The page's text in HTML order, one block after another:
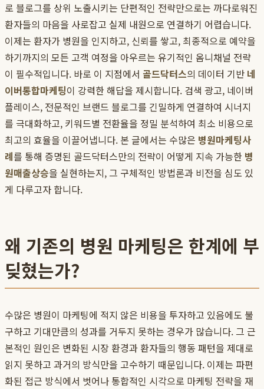
로 블로그를 상위 노출시키는 단편적인 전략만으로는 까다로워진
환자들의 마음을 사로잡고 실제 내원으로 연결하기 어렵습니다.
이제는 환자가 병원을 인지하고, 신뢰를 쌓고, 최종적으로 예약을
하기까지의 모든 고객 여정을 아우르는 유기적인 옴니채널 전략
이 필수적입니다. 바로 이 지점에서 골드닥터스의 데이터 기반 네
이버통합마케팅이 강력한 해답을 제시합니다. 검색 광고, 네이버
플레이스, 전문적인 브랜드 블로그를 긴밀하게 연결하여 시너지
를 극대화하고, 키워드별 전환율을 정밀 분석하여 최소 비용으로
최고의 효율을 이끌어냅니다. 본 글에서는 수많은 병원마케팅사
례를 통해 증명된 골드닥터스만의 전략이 어떻게 지속 가능한 병
원매출상승을 실현하는지, 그 구체적인 방법론과 비전을 심도 있
게 다루고자 합니다.
왜 기존의 병원 마케팅은 한계에 부
딪혔는가?
수많은 병원이 마케팅에 적지 않은 비용을 투자하고 있음에도 불
구하고 기대만큼의 성과를 거두지 못하는 경우가 많습니다. 그 근
본적인 원인은 변화된 시장 환경과 환자들의 행동 패턴을 제대로
읽지 못하고 과거의 방식만을 고수하기 때문입니다. 이제는 파편
화된 접근 방식에서 벗어나 통합적인 시각으로 마케팅 전략을 재